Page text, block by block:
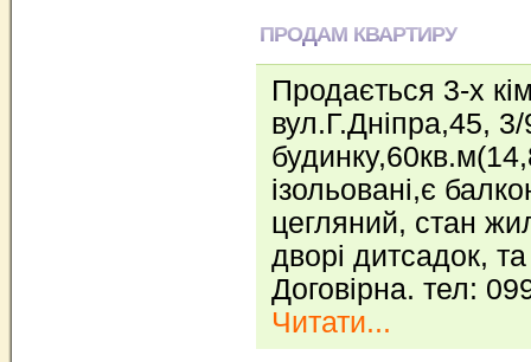
ПРОДАМ КВАРТИРУ
Продається 3-х
вул.Г.Дніпра,45, 3/
ізольовані,є
цегляний, стан
дворі дитсадок,
Договірна. тел:
Читати...